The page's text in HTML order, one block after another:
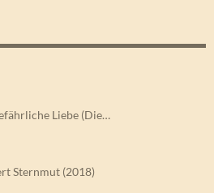
Liebe (Die…
Sternmut (2018)